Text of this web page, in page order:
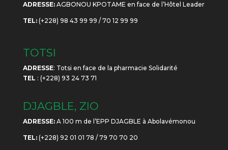
ADRESSE:AGBONOU KPOTAME en face de l’Hôtel Leader
TEL:(+228) 98 43 99 99 / 70 12 99 99
TOTSI
ADRESSE: Totsi en face de la pharmacie Solidarité
TEL : (+228) 93 24 73 71
DJAGBLE, ZIO
ADRESSE:A 100 m de l’EPP DJAGBLE à Abolavémonou
TEL:(+228) 92 01 01 78 / 79 70 70 20